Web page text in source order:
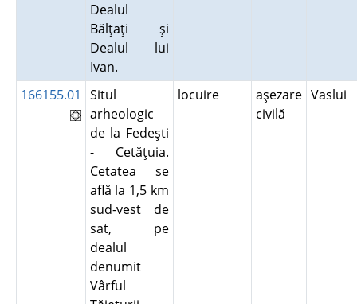
Dealul
Bălţaţi şi
Dealul lui
Ivan.
166155.01
Situl
arheologic
de la Fedeşti
- Cetăţuia.
Cetatea se
află la 1,5 km
sud-vest de
sat, pe
dealul
denumit
Vârful
locuire
aşezare
civilă
Vaslui